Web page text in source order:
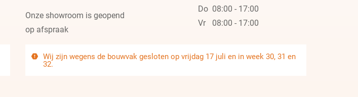
Onze showroom is geopend
op afspraak
Do 08:00 - 17:00
Vr
08:00 - 17:00
Wij zijn wegens de bouwvak gesloten op vrijdag 17 juli en in week 30, 31 en
32.